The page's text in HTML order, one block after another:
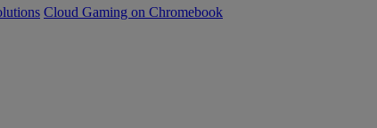
Cloud Gaming on Chromebook